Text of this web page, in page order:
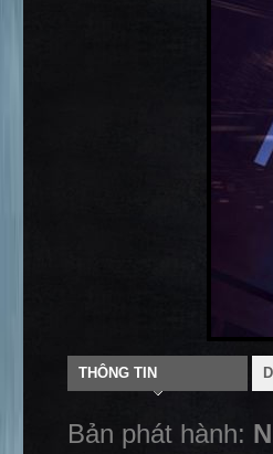
THÔNG TIN
Bản phát hành: